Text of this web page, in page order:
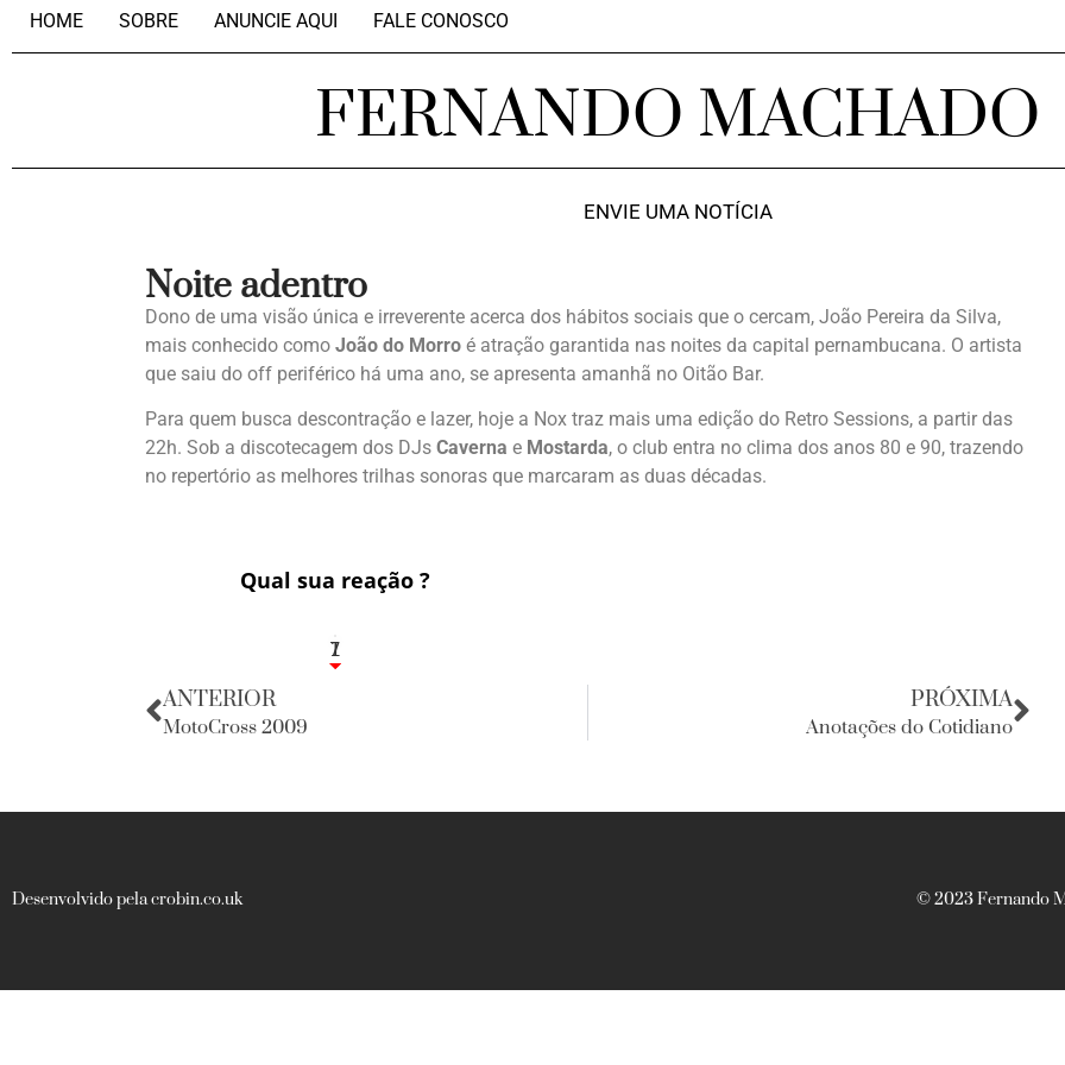
HOME SOBRE ANUNCIE AQUI FALE CONOSCO
FERNANDO MACHADO
ENVIE UMA NOTÍCIA
Noite adentro
Dono de uma visão única e irreverente acerca dos hábitos sociais que o cercam, João Pereira da Silva,
mais conhecido como João do Morro é atração garantida nas noites da capital pernambucana. O artista
que saiu do off periférico há uma ano, se apresenta amanhã no Oitão Bar.
Para quem busca descontração e lazer, hoje a Nox traz mais uma edição do Retro Sessions, a partir das
22h. Sob a discotecagem dos DJs Caverna e Mostarda, o club entra no clima dos anos 80 e 90, trazendo
no repertório as melhores trilhas sonoras que marcaram as duas décadas.
Qual sua reação ?
1
7
ANTERIOR
MotoCross 2009
PRÓXIMA
Anotações do Cotidiano
Desenvolvido pela crobin.co.uk © 2023 Fernando